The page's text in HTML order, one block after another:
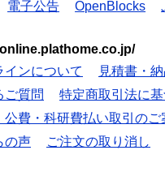
電子公告 OpenBlocks
インについて
見積書・
ご質問
特定商取引法に
公費・科研費払い取引のご
の声 ご注文の取り消し